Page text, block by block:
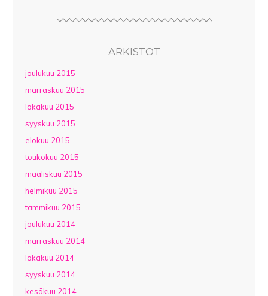
ARKISTOT
joulukuu 2015
marraskuu 2015
lokakuu 2015
syyskuu 2015
elokuu 2015
toukokuu 2015
maaliskuu 2015
helmikuu 2015
tammikuu 2015
joulukuu 2014
marraskuu 2014
lokakuu 2014
syyskuu 2014
kesäkuu 2014